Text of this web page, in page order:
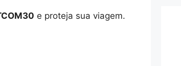
e proteja sua viagem.